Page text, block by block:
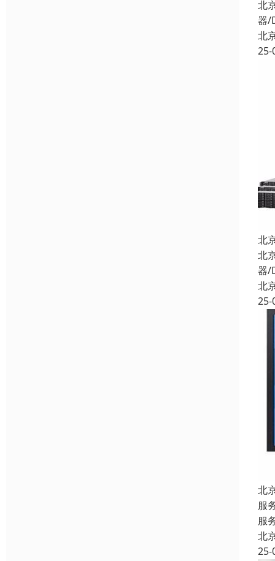
北
器/
北
25-
北
北
器/
北
25-
北
服
服
北
25-